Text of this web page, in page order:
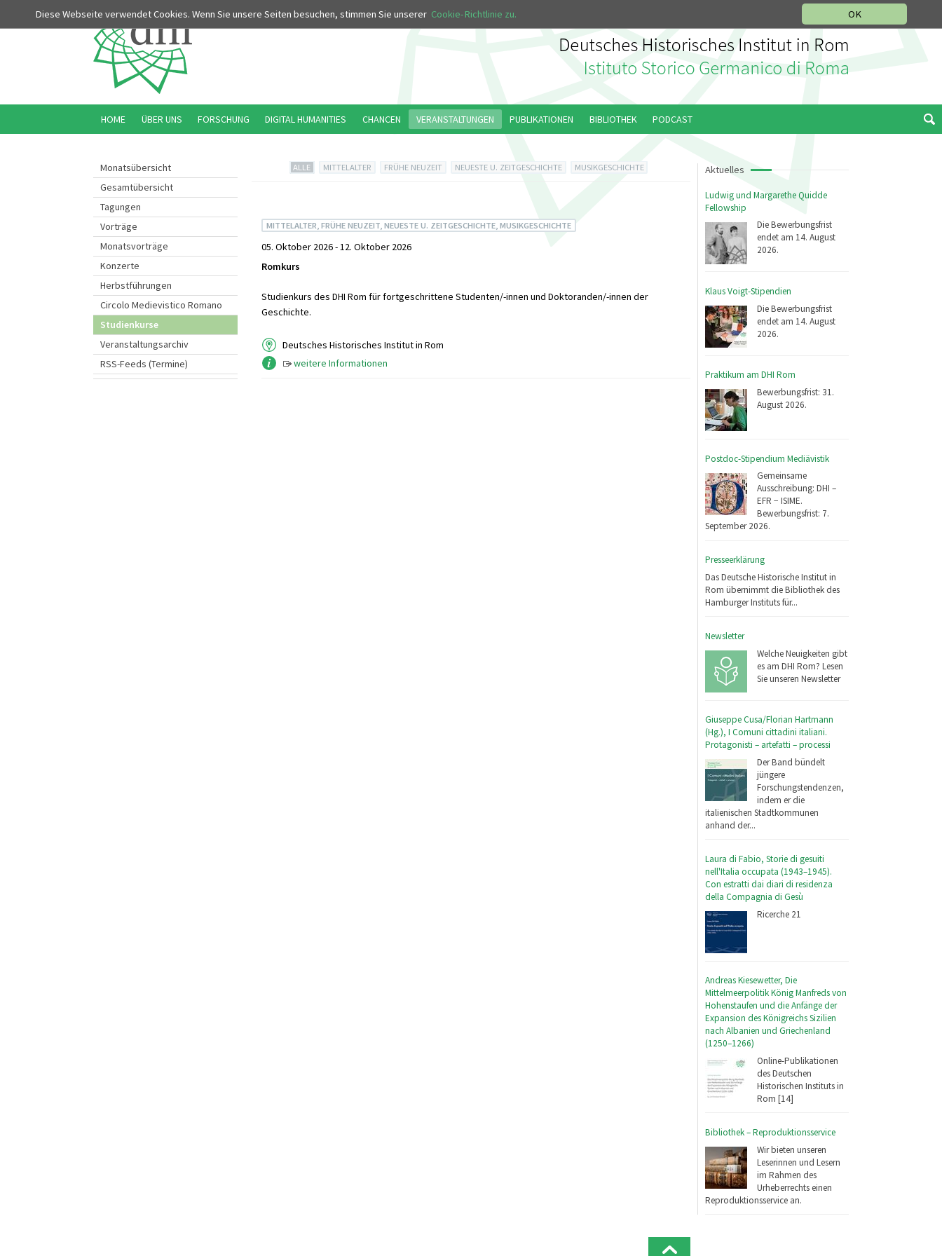
OK
Diese Webseite verwendet Cookies. Wenn Sie unsere Seiten besuchen, stimmen Sie unserer Cookie-Richtlinie zu.
Monatsübersicht
Gesamtübersicht
Tagungen
Vorträge
Monatsvorträge
Konzerte
Herbstführungen
Circolo Medievistico Romano
Studienkurse
Veranstaltungsarchiv
RSS-Feeds (Termine)
Aktuelles
Ludwig und Margarethe Quidde
Fellowship
Die Bewerbungsfrist
endet am 14. August
2026.
Klaus Voigt-Stipendien
Die Bewerbungsfrist
endet am 14. August
2026.
Praktikum am DHI Rom
Bewerbungsfrist: 31.
August 2026.
Postdoc-Stipendium Mediävistik
Gemeinsame
Ausschreibung: DHI –
EFR − ISIME.
Bewerbungsfrist: 7.
September 2026.
Presseerklärung
Das Deutsche Historische Institut in
Rom übernimmt die Bibliothek des
Hamburger Instituts für...
Newsletter
Welche Neuigkeiten gibt
es am DHI Rom? Lesen
Sie unseren Newsletter
Giuseppe Cusa/Florian Hartmann
(Hg.), I Comuni cittadini italiani.
Protagonisti – artefatti – processi
Der Band bündelt
jüngere
Forschungstendenzen,
indem er die
italienischen Stadtkommunen
anhand der...
Laura di Fabio, Storie di gesuiti
nell'Italia occupata (1943–1945).
Con estratti dai diari di residenza
della Compagnia di Gesù
Ricerche 21
Andreas Kiesewetter, Die
Mittelmeerpolitik König Manfreds von
Hohenstaufen und die Anfänge der
Expansion des Königreichs Sizilien
nach Albanien und Griechenland
(1250–1266)
Online-Publikationen
des Deutschen
Historischen Instituts in
Rom [14]
Bibliothek – Reproduktionsservice
Wir bieten unseren
Leserinnen und Lesern
im Rahmen des
Urheberrechts einen
Reproduktionsservice an.
ALLE MITTELALTER FRÜHE NEUZEIT NEUESTE U. ZEITGESCHICHTE MUSIKGESCHICHTE
MITTELALTER, FRÜHE NEUZEIT, NEUESTE U. ZEITGESCHICHTE, MUSIKGESCHICHTE
05. Oktober 2026 - 12. Oktober 2026
Romkurs
Studienkurs des DHI Rom für fortgeschrittene Studenten/-innen und Doktoranden/-innen der
Geschichte.
Deutsches Historisches Institut in Rom
weitere Informationen
HOME ÜBER UNS FORSCHUNG DIGITAL HUMANITIES CHANCEN VERANSTALTUNGEN PUBLIKATIONEN BIBLIOTHEK PODCAST